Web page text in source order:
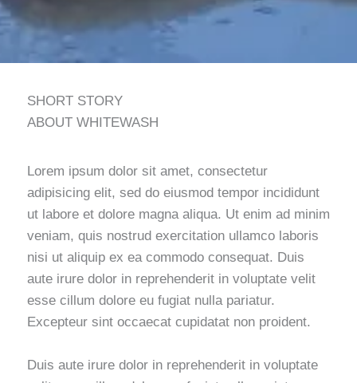
SHORT STORY
ABOUT WHITEWASH
Lorem ipsum dolor sit amet, consectetur
adipisicing elit, sed do eiusmod tempor incididunt
ut labore et dolore magna aliqua. Ut enim ad minim
veniam, quis nostrud exercitation ullamco laboris
nisi ut aliquip ex ea commodo consequat. Duis
aute irure dolor in reprehenderit in voluptate velit
esse cillum dolore eu fugiat nulla pariatur.
Excepteur sint occaecat cupidatat non proident.
Duis aute irure dolor in reprehenderit in voluptate